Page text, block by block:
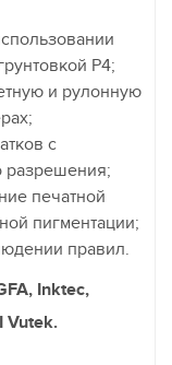
Р4;
и рулонную
с
разрешения;
печатной
пигментации;
правил.
Inktec,
Vutek.